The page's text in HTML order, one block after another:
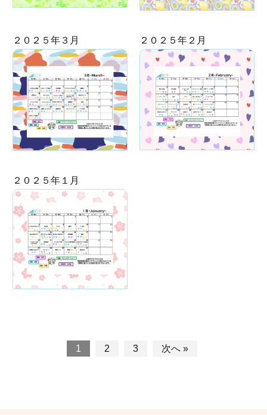
２０２５年３月 ２０２５年２月
２０２５年１月
1 2 3 次へ »